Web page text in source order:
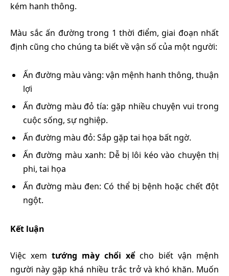
kém hanh thông.
Màu sắc ấn đường trong 1 thời điểm, giai đoạn nhất
định cũng cho chúng ta biết về vận số của một người:
Ấn đường màu vàng: vận mệnh hanh thông, thuận
lợi
Ấn đường màu đỏ tía: gặp nhiều chuyện vui trong
cuộc sống, sự nghiệp.
Ấn đường màu đỏ: Sắp gặp tai họa bất ngờ.
Ấn đường màu xanh: Dễ bị lôi kéo vào chuyện thị
phi, tai họa
Ấn đường màu đen: Có thể bị bệnh hoặc chết đột
ngột.
Kết luận
Việc xem tướng mày chổi xểcho biết vận mệnh
người này gặp khá nhiều trắc trở và khó khăn. Muốn